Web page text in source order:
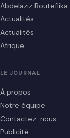
Abdelaziz Bouteflika
Actualités
Actualités
Afrique
LE JOURNAL
À propos
Notre équipe
Contactez-nous
Publicité